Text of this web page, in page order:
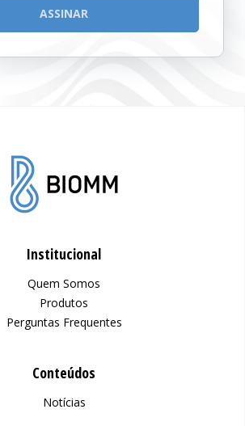
Institucional
Quem Somos
Produtos
Perguntas Frequentes
Conteúdos
Notícias